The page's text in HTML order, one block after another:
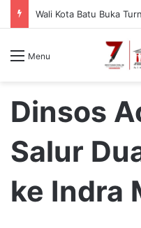
Menu
Dinsos
Salur
ke Indra